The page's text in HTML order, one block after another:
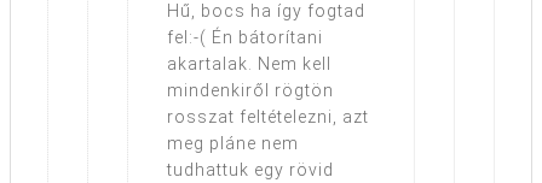
Hű, bocs ha így fogtad
fel:-( Én bátorítani
akartalak. Nem kell
mindenkiről rögtön
rosszat feltételezni, azt
meg pláne nem
tudhattuk egy rövid